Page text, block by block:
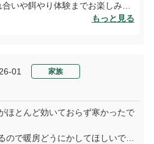
いや餌やり体験までお楽しみい
れしく拝読いたしました。フラミ
。素敵なお写真のご投稿にも心
皆様でお越しいただける日を、
しております。
もっと見る
01 家族
ほとんど効いておらず寒かったで
ので暖房どうにかしてほしいで